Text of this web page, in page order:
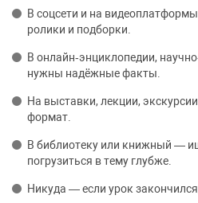
В соцсети и на
ролики и подборки.
В онлайн‑энциклопедии,
нужны надёжные факты.
На выставки, лекции,
формат.
В библиотеку или книжный —
погрузиться в тему глубже.
Никуда — если урок